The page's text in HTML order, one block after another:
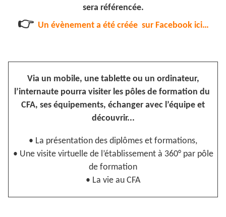
sera référencée.
👉 Un évènement a été créée sur Facebook ici…
Via un mobile, une tablette ou un ordinateur,
l’internaute pourra visiter les pôles de formation du
CFA, ses équipements, échanger avec l’équipe et
découvrir...
• La présentation des diplômes et formations,
• Une visite virtuelle de l’établissement à 360° par pôle
de formation
• La vie au CFA